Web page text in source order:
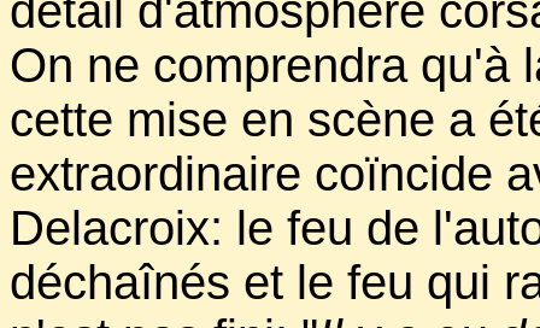
détail d'atmosphère
On ne comprendra qu'à
cette mise en scène a
extraordinaire coïncide
Delacroix: le feu de
déchaînés et le feu qui